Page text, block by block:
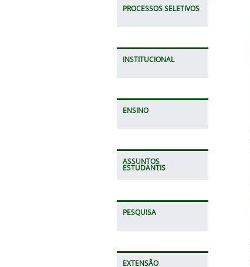
PROCESSOS SELETIVOS
INSTITUCIONAL
ENSINO
ASSUNTOS
ESTUDANTIS
PESQUISA
EXTENSÃO